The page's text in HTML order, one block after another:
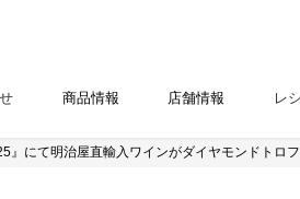
商品情報 店舗情報 レ
』にて明治屋直輸入ワインがダイヤモンドトロ